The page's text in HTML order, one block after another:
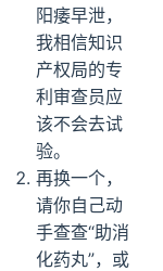
阳痿早泄，
我相信知识
产权局的专
利审查员应
该不会去试
验。
再换一个，
请你自己动
手查查“助消
化药丸”，或